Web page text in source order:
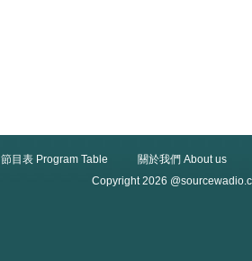
節目表 Program Table
關於我們 About us
Copyright 2026